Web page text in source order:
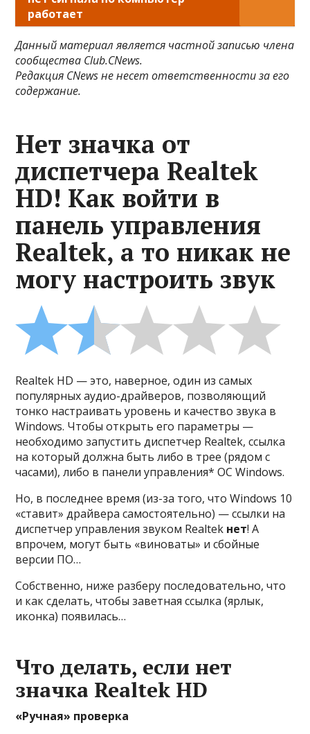
работает
Данный материал является частной записью члена
сообщества Club.CNews.
Редакция CNews не несет ответственности за его
содержание.
Нет значка от
диспетчера Realtek
HD! Как войти в
панель управления
Realtek, а то никак не
могу настроить звук
Realtek HD — это, наверное, один из самых
популярных аудио-драйверов, позволяющий
тонко настраивать уровень и качество звука в
Windows. Чтобы открыть его параметры —
необходимо запустить диспетчер Realtek, ссылка
на который должна быть либо в трее (рядом с
часами), либо в панели управления* ОС Windows.
Но, в последнее время (из-за того, что Windows 10
«ставит» драйвера самостоятельно) — ссылки на
диспетчер управления звуком Realtek нет! А
впрочем, могут быть «виноваты» и сбойные
версии ПО…
Собственно, ниже разберу последовательно, что
и как сделать, чтобы заветная ссылка (ярлык,
иконка) появилась…
Что делать, если нет
значка Realtek HD
«Ручная» проверка